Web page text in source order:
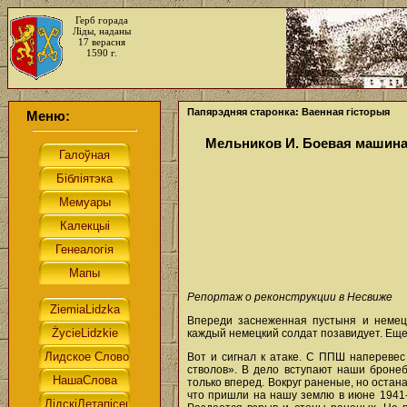
Герб горада
Ліды, наданы
17 верасня
1590 г.
Меню: Папярэдняя старонка: Ваенная гісторыя
Мельников И. Боевая
Репортаж о реконструкции в Несвиже
Впереди заснеженная пустыня и
каждый немецкий солдат позавидует.
Вот и сигнал к атаке. С ППШ
стволов». В дело вступают наши
только вперед. Вокруг раненые, но
что пришли на нашу землю в июне 1941-